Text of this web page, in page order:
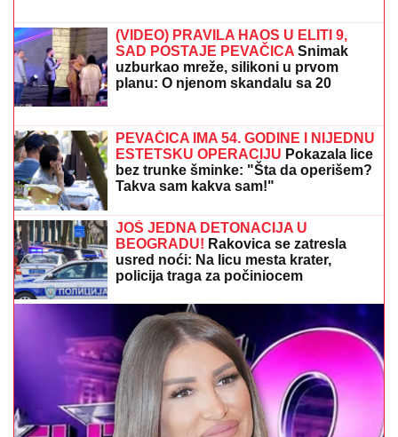
u kolima, ne pušta ga: Blista pred
porođaj
PONOVO ZGROZIO SVET! Novi skandal Đanija
Infantina
GINISOVAKNjIGA REKORDA: Najveći
vatromet u istoriji izveden 4. jula u
Vašingtonu
Treći svetski rat na pomolu: Bliski
istok će goreti nikad žešće